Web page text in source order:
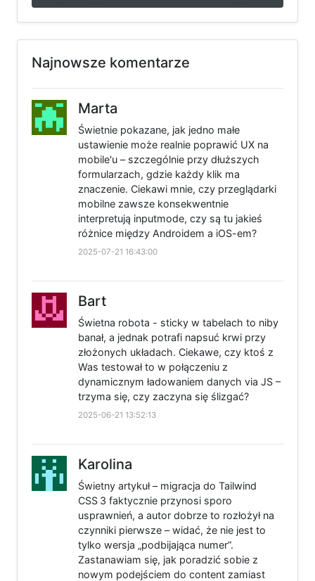
Najnowsze komentarze
Marta
Świetnie pokazane, jak jedno małe
ustawienie może realnie poprawić UX na
mobile'u – szczególnie przy dłuższych
formularzach, gdzie każdy klik ma
znaczenie. Ciekawi mnie, czy przeglądarki
mobilne zawsze konsekwentnie
interpretują inputmode, czy są tu jakieś
różnice między Androidem a iOS-em?
2025-07-21 16:43:00
Bart
Świetna robota - sticky w tabelach to niby
banał, a jednak potrafi napsuć krwi przy
złożonych układach. Ciekawe, czy ktoś z
Was testował to w połączeniu z
dynamicznym ładowaniem danych via JS –
trzyma się, czy zaczyna się ślizgać?
2025-06-21 13:52:13
Karolina
Świetny artykuł – migracja do Tailwind
CSS 3 faktycznie przynosi sporo
usprawnień, a autor dobrze to rozłożył na
czynniki pierwsze – widać, że nie jest to
tylko wersja „podbijająca numer”.
Zastanawiam się, jak poradzić sobie z
nowym podejściem do content zamiast